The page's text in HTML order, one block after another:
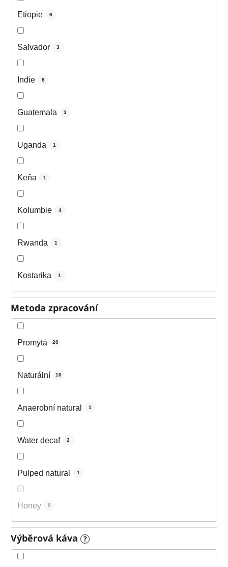
Etiopie 6
Salvador 3
Indie 8
Guatemala 3
Uganda 1
Keňa 1
Kolumbie 4
Rwanda 1
Kostarika 1
Metoda zpracování
Promytá 20
Naturální 10
Anaerobní natural 1
Water decaf 2
Pulped natural 1
Honey 0
Výběrová káva ?